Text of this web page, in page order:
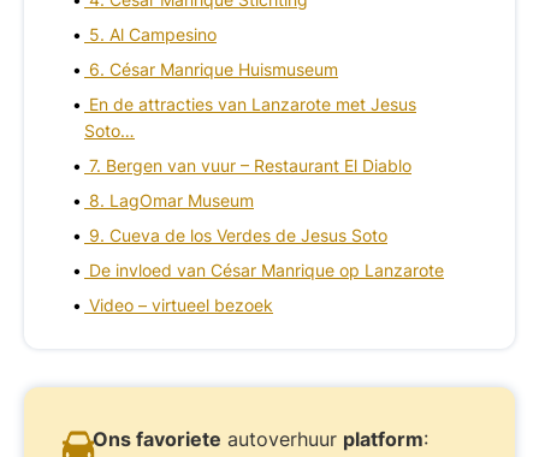
5. Al Campesino
6. César Manrique Huismuseum
En de attracties van Lanzarote met Jesus
Soto…
7. Bergen van vuur – Restaurant El Diablo
8. LagOmar Museum
9. Cueva de los Verdes de Jesus Soto
De invloed van César Manrique op Lanzarote
Video – virtueel bezoek
Ons favoriete autoverhuur platform: